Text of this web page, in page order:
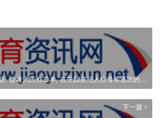
, 曾考入民办二本, 在失踪前托人给母亲送吃的…
下一篇